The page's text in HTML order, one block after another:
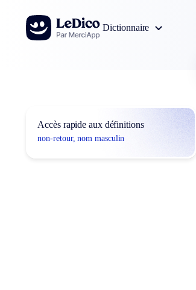
Aller au contenu
Dictionnaire
Accès rapide aux définitions
non-retour, nom masculin